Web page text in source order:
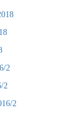
2
2
2